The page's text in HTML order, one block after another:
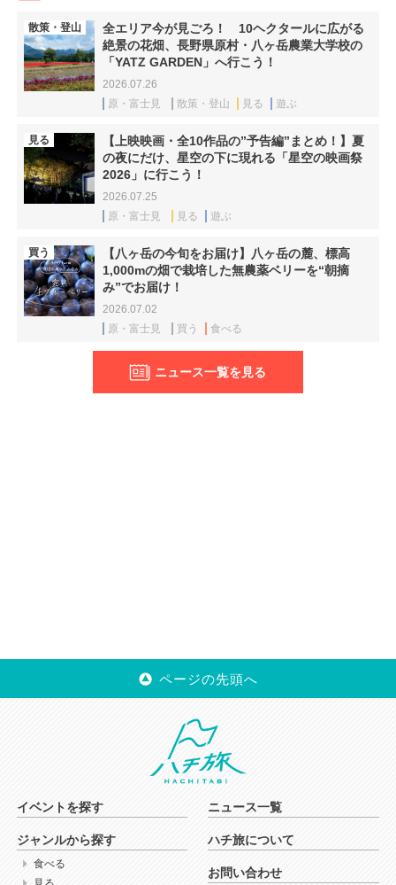
散策・登山
全エリア今が見ごろ！ 10ヘクタールに広がる
絶景の花畑、長野県原村・八ヶ岳農業大学校の
「YATZ GARDEN」へ行こう！
2026.07.26
原・富士見
散策・登山 見る 遊ぶ
見る
【上映映画・全10作品の”予告編”まとめ！】夏
の夜にだけ、星空の下に現れる「星空の映画祭
2026」に行こう！
2026.07.25
原・富士見
見る 遊ぶ
買う
【八ヶ岳の今旬をお届け】八ヶ岳の麓、標高
1,000mの畑で栽培した無農薬ベリーを“朝摘
み”でお届け！
2026.07.02
原・富士見
買う 食べる
ニュース一覧を見る
ページの先頭へ
イベントを探す
ジャンルから探す
食べる
ニュース一覧
ハチ旅について
お問い合わせ